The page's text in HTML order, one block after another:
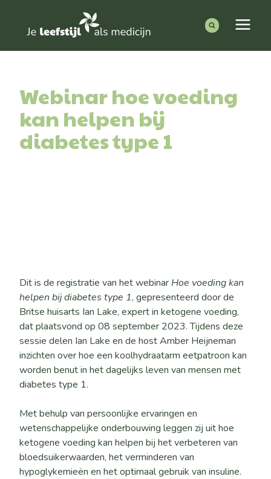
naar:
Webinar hoe voeding
kan helpen bij
diabetes type 1
Dit is de registratie van het webinar Hoe voeding kan
helpen bij diabetes type 1, gepresenteerd door de
Britse huisarts Ian Lake, expert in ketogene voeding,
dat plaatsvond op 08 september 2023. Tijdens deze
sessie delen Ian Lake en de host Amber Heijneman
inzichten over hoe een koolhydraatarm eetpatroon kan
worden benut in het dagelijks leven van mensen met
diabetes type 1.
Met behulp van persoonlijke ervaringen en
wetenschappelijke onderbouwing leggen zij uit hoe
ketogene voeding kan helpen bij het verbeteren van
bloedsuikerwaarden, het verminderen van
hypoglykemieën en het optimaal gebruik van insuline.